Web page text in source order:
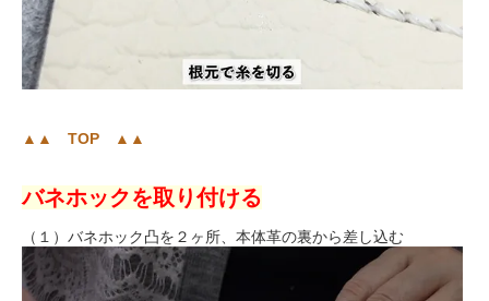
▲▲ TOP ▲▲
バネホックを取り付ける
（１）バネホック凸を２ヶ所、本体革の裏から差し込む